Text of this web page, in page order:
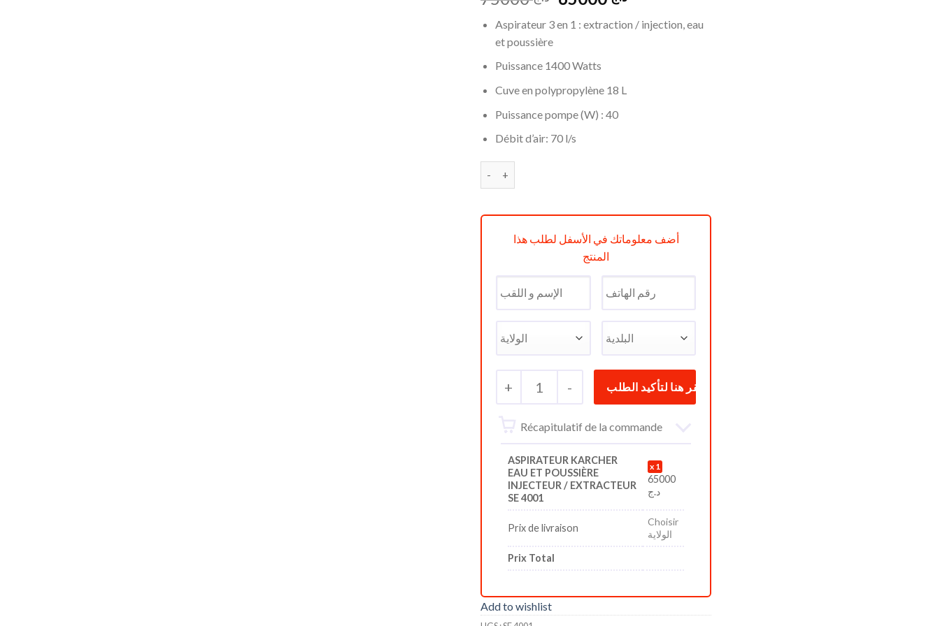
initial
actuel
Aspirateur 3 en 1 : extraction / injection, eau
et poussière
Puissance 1400 Watts
Cuve en polypropylène 18 L
Puissance pompe (W) : 40
Débit d’air: 70 l/s
أضف معلوماتك في الأسفل لطلب هذا
المنتج
+ 1 -
Récapitulatif de la commande
ASPIRATEUR KARCHER
EAU ET POUSSIÈRE
INJECTEUR / EXTRACTEUR
SE 4001
1
65000
د.ج
Prix de livraison
Choisir
الولاية
Prix Total
Add to wishlist